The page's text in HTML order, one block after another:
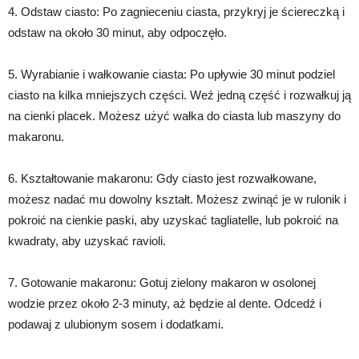
4. Odstaw ciasto: Po zagnieceniu ciasta, przykryj je ściereczką i
odstaw na około 30 minut, aby odpoczęło.
5. Wyrabianie i wałkowanie ciasta: Po upływie 30 minut podziel
ciasto na kilka mniejszych części. Weź jedną część i rozwałkuj ją
na cienki placek. Możesz użyć wałka do ciasta lub maszyny do
makaronu.
6. Kształtowanie makaronu: Gdy ciasto jest rozwałkowane,
możesz nadać mu dowolny kształt. Możesz zwinąć je w rulonik i
pokroić na cienkie paski, aby uzyskać tagliatelle, lub pokroić na
kwadraty, aby uzyskać ravioli.
7. Gotowanie makaronu: Gotuj zielony makaron w osolonej
wodzie przez około 2-3 minuty, aż będzie al dente. Odcedź i
podawaj z ulubionym sosem i dodatkami.